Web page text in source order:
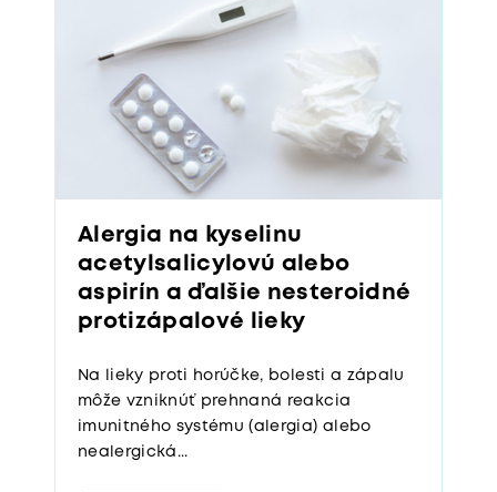
Alergia na kyselinu
acetylsalicylovú alebo
aspirín a ďalšie nesteroidné
protizápalové lieky
Na lieky proti horúčke, bolesti a zápalu
môže vzniknúť prehnaná reakcia
imunitného systému (alergia) alebo
nealergická...